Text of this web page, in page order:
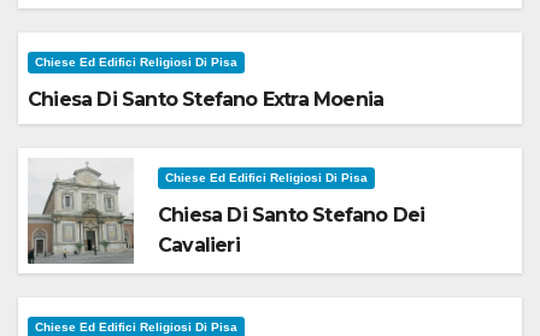
Chiese Ed Edifici Religiosi Di Pisa
Chiesa Di Santo Stefano Extra Moenia
Chiese Ed Edifici Religiosi Di Pisa
Chiesa Di Santo Stefano Dei
Cavalieri
Chiese Ed Edifici Religiosi Di Pisa